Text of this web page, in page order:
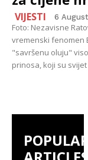
VIJESTI 6
Foto: Nezavisne
vremenski fenomen
"savršenu oluju"
prinosa, koji su
POPULAR